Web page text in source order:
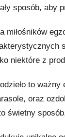
sposób, aby
miłośników
niektóre z
to
oraz
świetny